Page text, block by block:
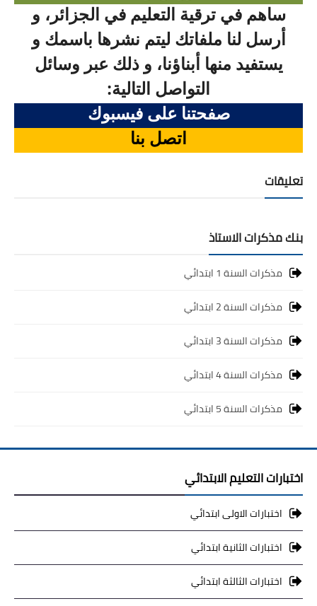
بنك التوزيعات الشهرية
دفاتر استاذ التعليم الابتدائي
المسابقات المهنية
البحوث الجاهزة
بحوث اللغة العربية
ساهم في ترقية التعليم في الجزائر، و
أرسل لنا ملفاتك ليتم نشرها باسمك و
يستفيد منها أبناؤنا، و ذلك عبر وسائل
التواصل التالية:
صفحتنا على فيسبوك
اتصل بنا
تعليقات
بنك مذكرات الاستاذ
مذكرات السنة 1 ابتدائي
مذكرات السنة 2 ابتدائي
مذكرات السنة 3 ابتدائي
مذكرات السنة 4 ابتدائي
مذكرات السنة 5 ابتدائي
اختبارات التعليم الابتدائي
اختبارات الاولى ابتدائي
اختبارات الثانية ابتدائي
اختبارات الثالثة ابتدائي